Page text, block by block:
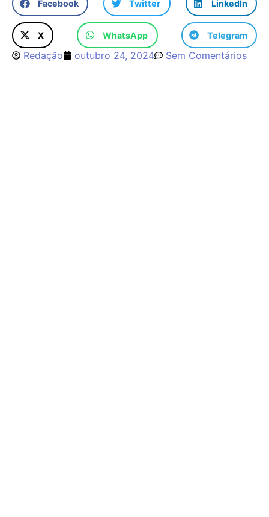
Facebook Twitter LinkedIn
X WhatsApp Telegram
Redação outubro 24, 2024 Sem Comentários